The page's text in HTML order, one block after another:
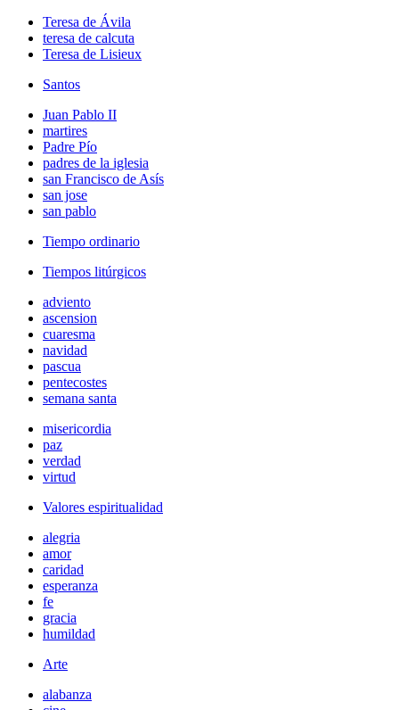
Teresa de Ávila
teresa de calcuta
Teresa de Lisieux
Santos
Juan Pablo II
martires
Padre Pío
padres de la iglesia
san Francisco de Asís
san jose
san pablo
Tiempo ordinario
Tiempos litúrgicos
adviento
ascension
cuaresma
navidad
pascua
pentecostes
semana santa
misericordia
paz
verdad
virtud
Valores espiritualidad
alegria
amor
caridad
esperanza
fe
gracia
humildad
Arte
alabanza